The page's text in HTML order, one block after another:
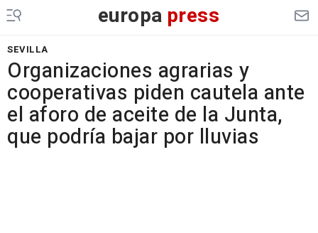
europa press
SEVILLA
Organizaciones agrarias y
cooperativas piden cautela ante
el aforo de aceite de la Junta,
que podría bajar por lluvias